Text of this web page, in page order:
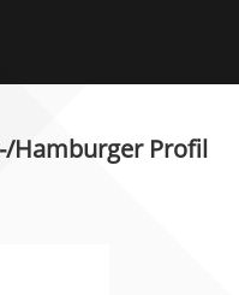
Hamburger Profil